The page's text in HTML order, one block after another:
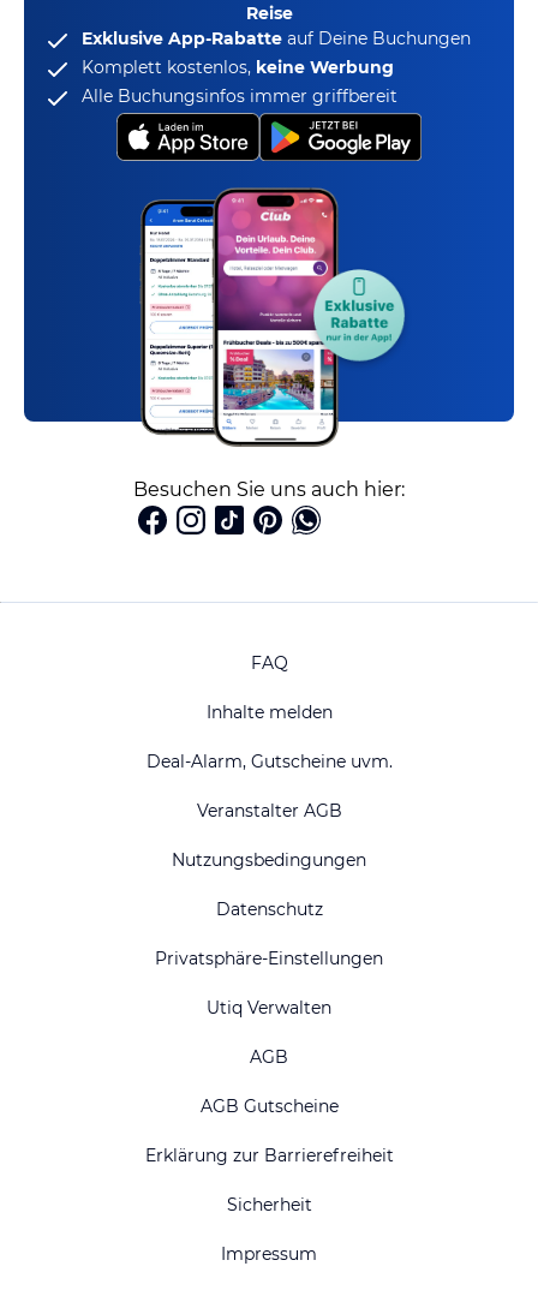
Reise
Exklusive App-Rabatte auf Deine Buchungen
Komplett kostenlos, keine Werbung
Alle Buchungsinfos immer griffbereit
Besuchen Sie uns auch hier:
FAQ
Inhalte melden
Deal-Alarm, Gutscheine uvm.
Veranstalter AGB
Nutzungsbedingungen
Datenschutz
Privatsphäre-Einstellungen
Utiq Verwalten
AGB
AGB Gutscheine
Erklärung zur Barrierefreiheit
Sicherheit
Impressum